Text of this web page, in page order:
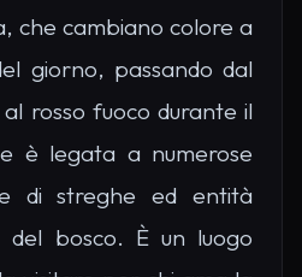
che cambiano colore a
giorno, passando dal
rosso fuoco durante il
è legata a numerose
di streghe ed entità
del bosco. È un luogo